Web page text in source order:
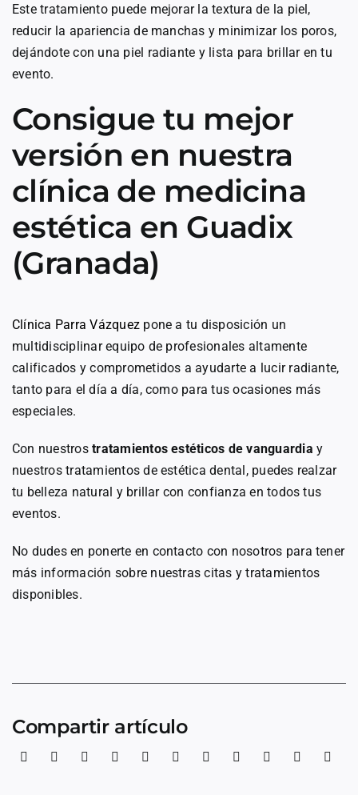
Este tratamiento puede mejorar la textura de la piel,
reducir la apariencia de manchas y minimizar los poros,
dejándote con una piel radiante y lista para brillar en tu
evento.
Consigue tu mejor
versión en nuestra
clínica de medicina
estética en Guadix
(Granada)
Clínica Parra Vázquez pone a tu disposición un
multidisciplinar equipo de profesionales altamente
calificados y comprometidos a ayudarte a lucir radiante,
tanto para el día a día, como para tus ocasiones más
especiales.
Con nuestrostratamientos estéticos de vanguardia y
nuestros tratamientos de estética dental, puedes realzar
tu belleza natural y brillar con confianza en todos tus
eventos.
No dudes en ponerte en contacto con nosotros para tener
más información sobre nuestras citas y tratamientos
disponibles.
Compartir artículo